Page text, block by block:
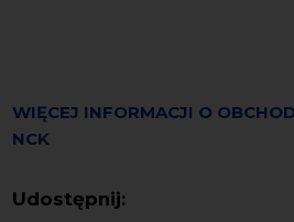
WIĘCEJ INFORMACJI O
NCK
Udostępnij: